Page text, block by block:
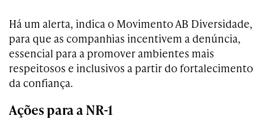
Há um alerta, indica o Movimento AB Diversidade,
para que as companhias incentivem a denúncia,
essencial para a promover ambientes mais
respeitosos e inclusivos a partir do fortalecimento
da confiança.
Ações para a NR-1